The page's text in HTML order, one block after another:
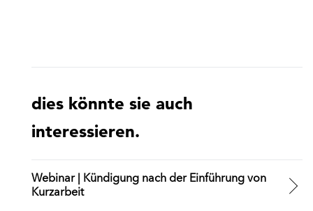
dies könnte sie auch
interessieren.
Webinar | Kündigung nach der Einführung von
Kurzarbeit